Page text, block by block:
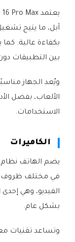
آبل، ما يتيح
بكفاءة عالية. كما
بين التطبيقات
ويُعد الجهاز
الألعاب، بفضل
الاستخدامات.
الكاميرات
يضم الهاتف نظام
في مختلف ظروف
الفيديو، وهي
بشكل عام.
وتساعد تقنيات